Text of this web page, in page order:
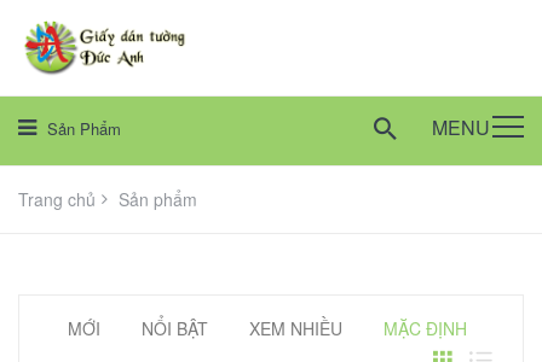
Sản Phẩm MENU
Trang chủ Sản phẩm
MỚI NỔI BẬT XEM NHIỀU MẶC ĐỊNH